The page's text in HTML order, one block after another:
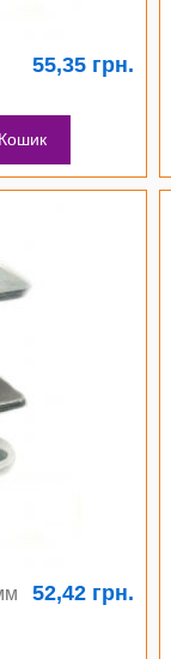
55,35 грн.
52,42 грн.